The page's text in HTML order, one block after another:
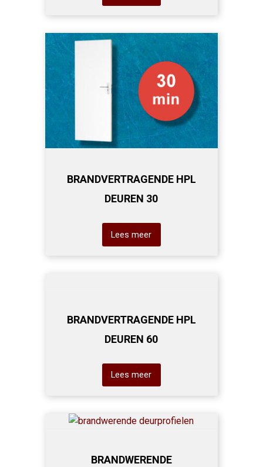
BRANDVERTRAGENDE HPL
DEUREN 30
Lees meer
BRANDVERTRAGENDE HPL
DEUREN 60
Lees meer
BRANDWERENDE